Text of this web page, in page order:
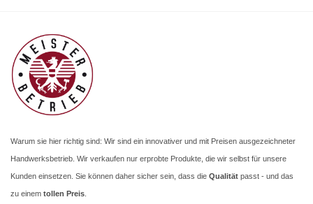
Warum sie hier richtig sind: Wir sind ein innovativer und mit Preisen ausgezeichneter
Handwerksbetrieb. Wir verkaufen nur erprobte Produkte, die wir selbst für unsere
Kunden einsetzen. Sie können daher sicher sein, dass die Qualität passt - und das
zu einem tollen Preis